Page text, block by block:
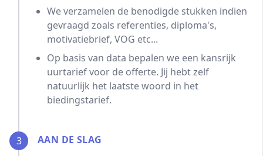
We verzamelen de benodigde stukken indien
gevraagd zoals referenties, diploma's,
motivatiebrief, VOG etc...
Op basis van data bepalen we een kansrijk
uurtarief voor de offerte. Jij hebt zelf
natuurlijk het laatste woord in het
biedingstarief.
3
AAN DE SLAG